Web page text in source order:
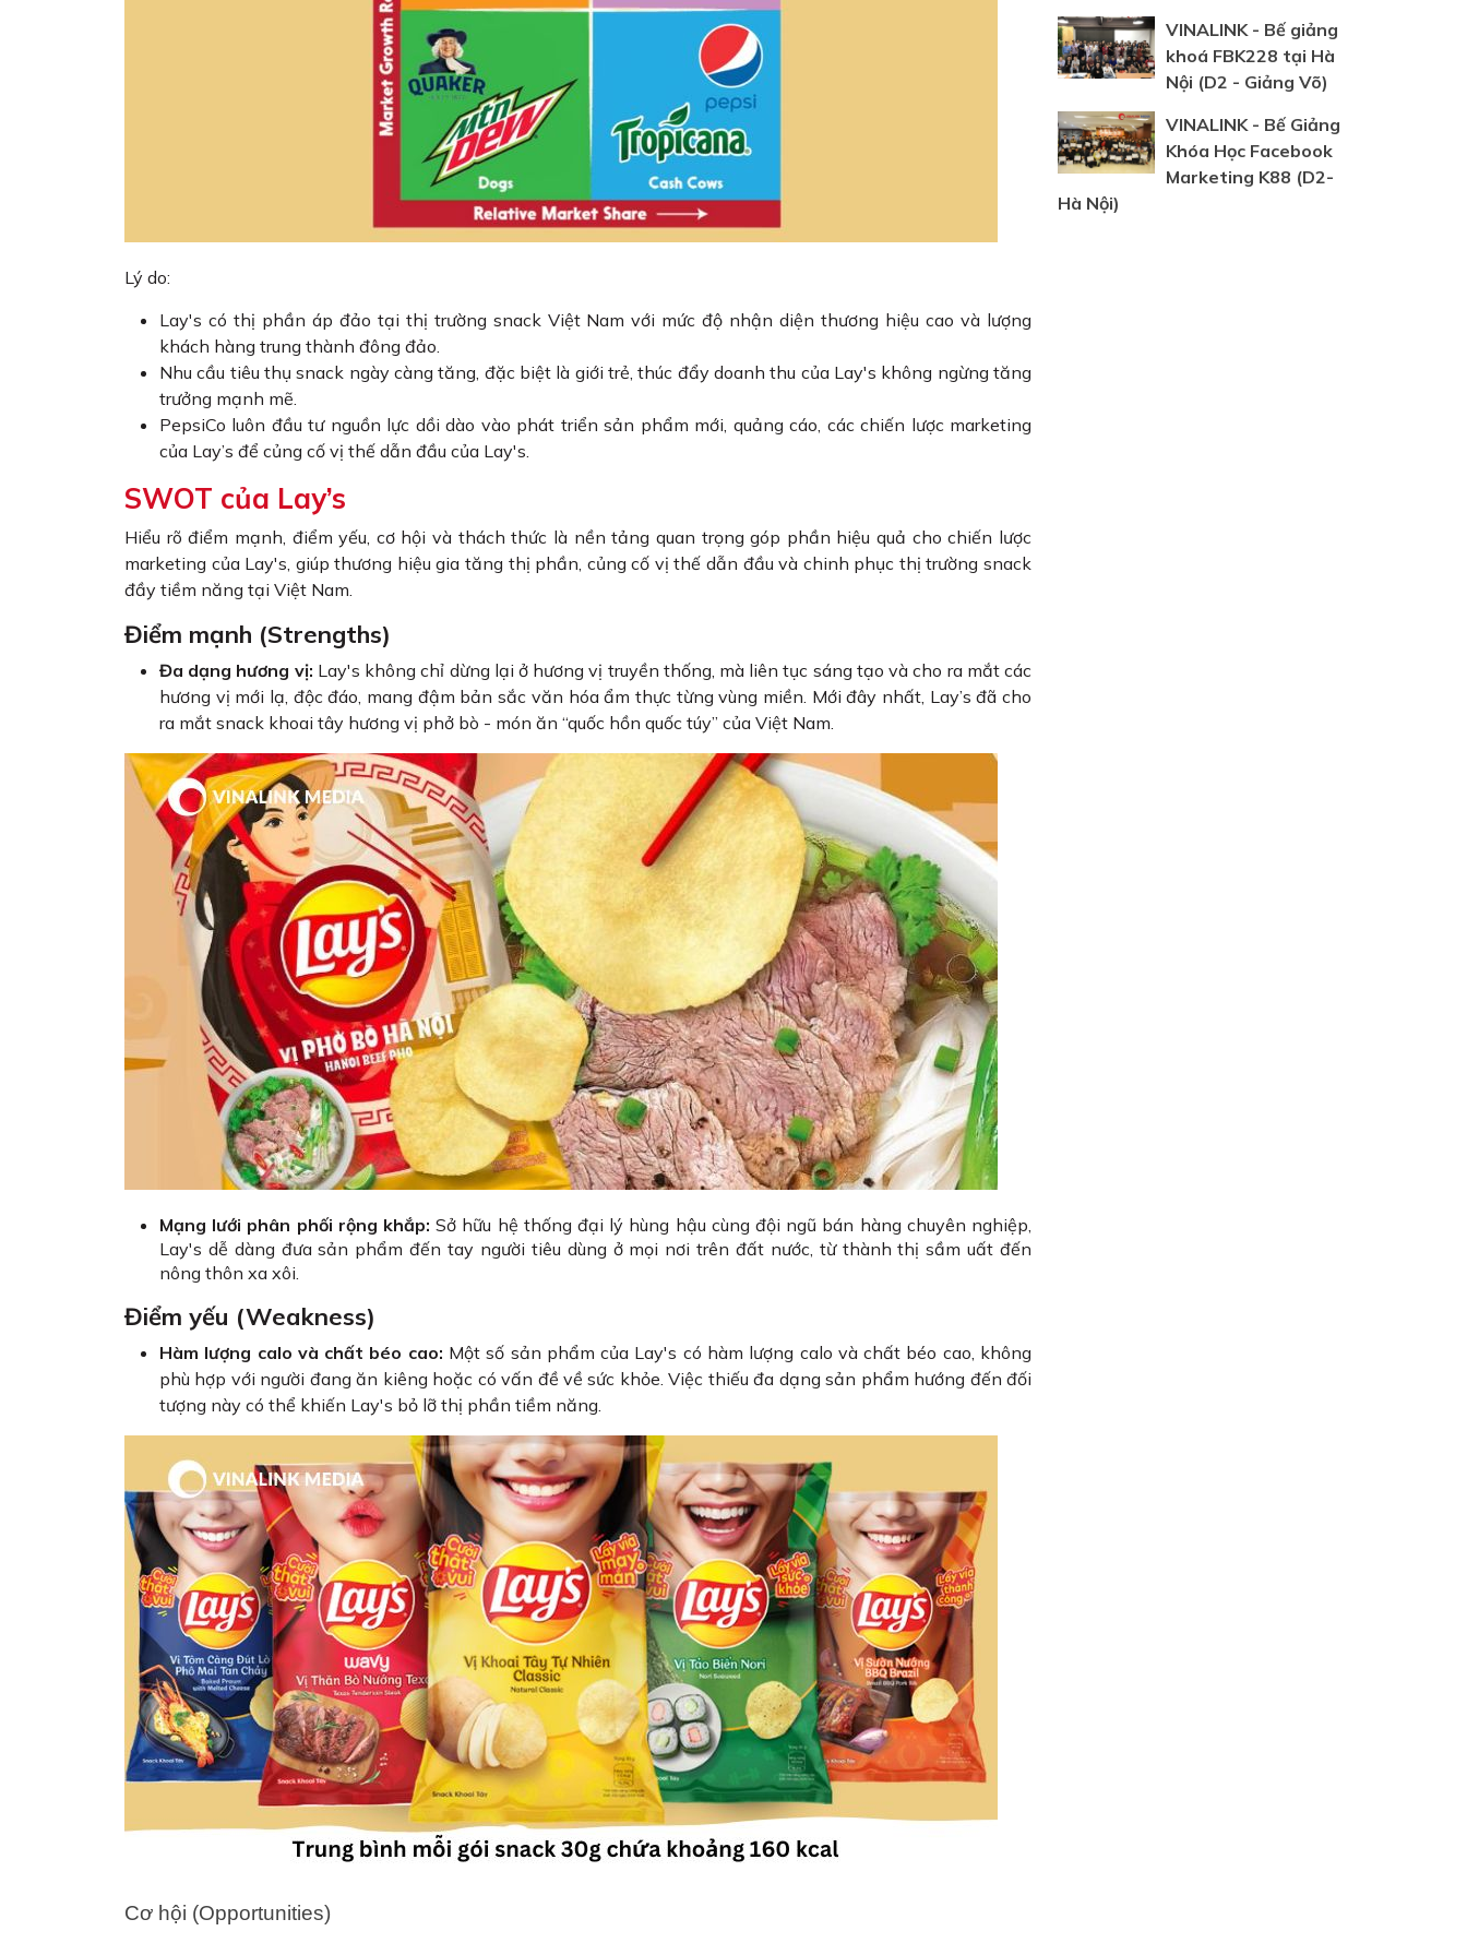
Lý do:
Lay's có thị phần áp đảo tại thị trường snack Việt Nam với mức độ nhận diện thương hiệu cao và lượng
khách hàng trung thành đông đảo.
Nhu cầu tiêu thụ snack ngày càng tăng, đặc biệt là giới trẻ, thúc đẩy doanh thu của Lay's không ngừng tăng
trưởng mạnh mẽ.
PepsiCo luôn đầu tư nguồn lực dồi dào vào phát triển sản phẩm mới, quảng cáo, các chiến lược marketing
của Lay’s để củng cố vị thế dẫn đầu của Lay's.
SWOT của Lay’s
Hiểu rõ điểm mạnh, điểm yếu, cơ hội và thách thức là nền tảng quan trọng góp phần hiệu quả cho chiến lược
marketing của Lay's, giúp thương hiệu gia tăng thị phần, củng cố vị thế dẫn đầu và chinh phục thị trường snack
đầy tiềm năng tại Việt Nam.
Điểm mạnh (Strengths)
Đa dạng hương vị: Lay's không chỉ dừng lại ở hương vị truyền thống, mà liên tục sáng tạo và cho ra mắt các
hương vị mới lạ, độc đáo, mang đậm bản sắc văn hóa ẩm thực từng vùng miền. Mới đây nhất, Lay’s đã cho
ra mắt snack khoai tây hương vị phở bò - món ăn “quốc hồn quốc túy” của Việt Nam.
Mạng lưới phân phối rộng khắp:Sở hữu hệ thống đại lý hùng hậu cùng đội ngũ bán hàng chuyên nghiệp,
Lay's dễ dàng đưa sản phẩm đến tay người tiêu dùng ở mọi nơi trên đất nước, từ thành thị sầm uất đến
nông thôn xa xôi.
Điểm yếu (Weakness)
Hàm lượng calo và chất béo cao: Một số sản phẩm của Lay's có hàm lượng calo và chất béo cao, không
phù hợp với người đang ăn kiêng hoặc có vấn đề về sức khỏe. Việc thiếu đa dạng sản phẩm hướng đến đối
tượng này có thể khiến Lay's bỏ lỡ thị phần tiềm năng.
Cơ hội (Opportunities)
VINALINK - Bế giảng
khoá FBK228 tại Hà
Nội (D2 - Giảng Võ)
VINALINK - Bế Giảng
Khóa Học Facebook
Marketing K88 (D2-
Hà Nội)